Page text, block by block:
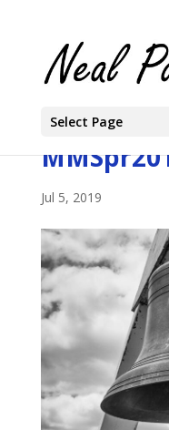
Select Page
Jul 5, 2019